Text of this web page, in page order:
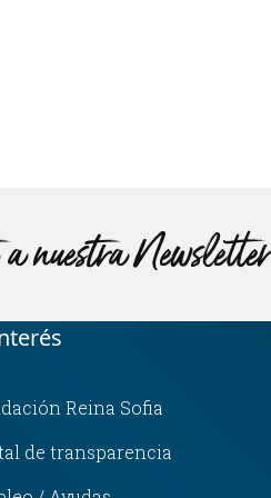
nuestra Newsletter
Reina Sofia
de transparencia